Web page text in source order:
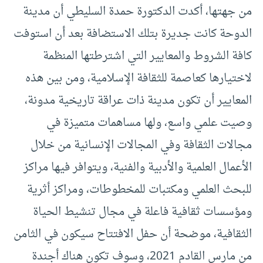
من جهتها، أكدت الدكتورة حمدة السليطي أن مدينة
الدوحة كانت جديرة بتلك الاستضافة بعد أن استوفت
كافة الشروط والمعايير التي اشترطتها المنظمة
لاختيارها كعاصمة للثقافة الإسلامية، ومن بين هذه
المعايير أن تكون مدينة ذات عراقة تاريخية مدونة،
وصيت علمي واسع، ولها مساهمات متميزة في
مجالات الثقافة وفي المجالات الإنسانية من خلال
الأعمال العلمية والأدبية والفنية، ويتوافر فيها مراكز
للبحث العلمي ومكتبات للمخطوطات، ومراكز أثرية
ومؤسسات ثقافية فاعلة في مجال تنشيط الحياة
الثقافية، موضحة أن حفل الافتتاح سيكون في الثامن
من مارس القادم 2021، وسوف تكون هناك أجندة